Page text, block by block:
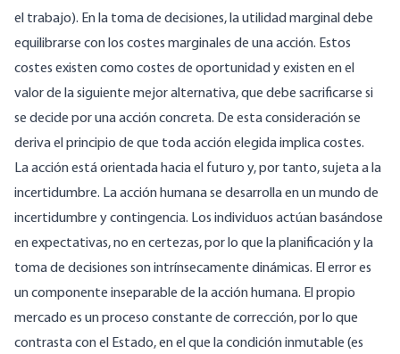
el trabajo). En la toma de decisiones, la utilidad marginal debe
equilibrarse con los costes marginales de una acción. Estos
costes existen como costes de oportunidad y existen en el
valor de la siguiente mejor alternativa, que debe sacrificarse si
se decide por una acción concreta. De esta consideración se
deriva el principio de que toda acción elegida implica costes.
La acción está orientada hacia el futuro y, por tanto, sujeta a la
incertidumbre. La acción humana se desarrolla en un mundo de
incertidumbre y contingencia. Los individuos actúan basándose
en expectativas, no en certezas, por lo que la planificación y la
toma de decisiones son intrínsecamente dinámicas. El error es
un componente inseparable de la acción humana. El propio
mercado es un proceso constante de corrección, por lo que
contrasta con el Estado, en el que la condición inmutable (es